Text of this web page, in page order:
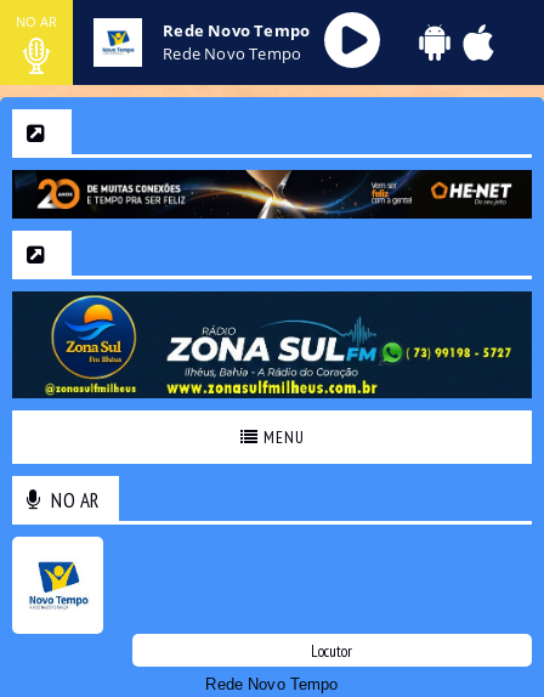
NO AR
Rede Novo Tempo
Rede Novo Tempo
MENU
NO AR
Locutor
Rede Novo Tempo